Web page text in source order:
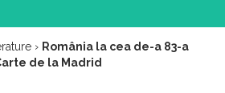
› România la cea de-a 83-a
de la Madrid